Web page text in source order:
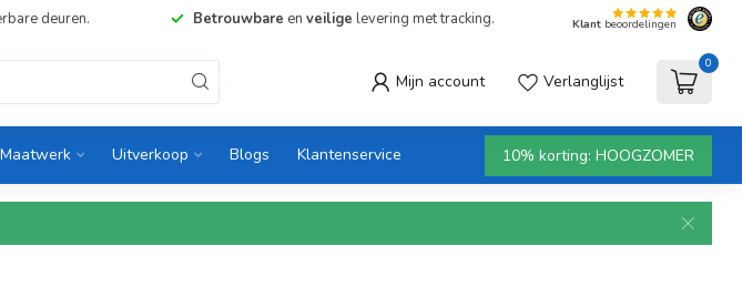
deuren. Betrouwbare en veilige levering met tracking. Klant beoordelingen
Mijn account Verlanglijst
0
Maatwerk Uitverkoop Blogs Klantenservice 10% korting: HOOGZOMER